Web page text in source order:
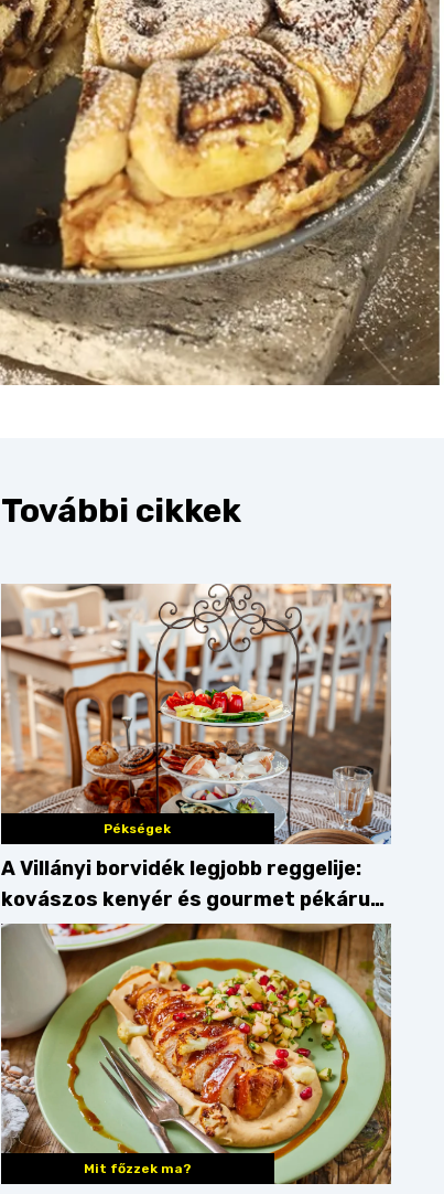
További cikkek
Pékségek
A Villányi borvidék legjobb reggelije:
kovászos kenyér és gourmet pékáruk
Palkonyán
Mit főzzek ma?